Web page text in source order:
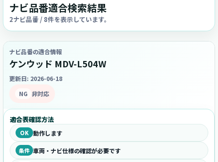
ナビ品番適合検索結果
2ナビ品番 / 8件を表示しています。
ナビ品番の適合情報
ケンウッド MDV-L504W
更新日: 2026-06-18
NG 非対応
適合表確認方法
OK 動作します
条件 車両・ナビ仕様の確認が必要です